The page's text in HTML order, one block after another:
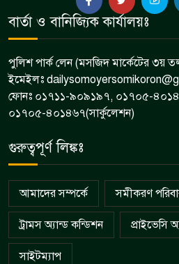
বার্তা ও বানিজ্যিক কার্যালয়ঃ
পুলিশ পার্ক লেন (মসজিদ মার্কেটের ৩য়
ইমেইলঃ
ফোনঃ ০১৭১১-৯০৯১৯৭, ০১৭০৫-
০১৭০৫-৪০১৪৬৭(সার্কুলেশন)
গুরুত্বপূর্ণ লিঙ্কঃ
আমাদের সম্পর্কে সমীকরণ
ট্রামস অ্যান্ড কন্ডিশন প্রাইভেসি
সাইটম্যাপ